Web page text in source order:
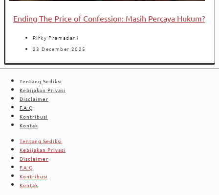
Ending The Price of Confession: Masih Percaya Hukum?
Rifky Pramadani
23 December 2025
Tentang Sediksi
Kebijakan Privasi
Disclaimer
F.A.Q
Kontribusi
Kontak
Tentang Sediksi
Kebijakan Privasi
Disclaimer
F.A.Q
Kontribusi
Kontak